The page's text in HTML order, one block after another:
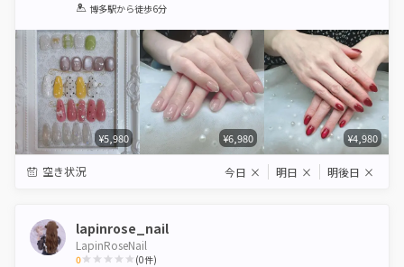
1 2 3 4 5
博多駅から徒歩6分
¥5,980 ¥6,980 ¥4,980
空き状況 今日 × 明日 × 明後日 ×
lapinrose_nail
LapinRoseNail
0 (0件)